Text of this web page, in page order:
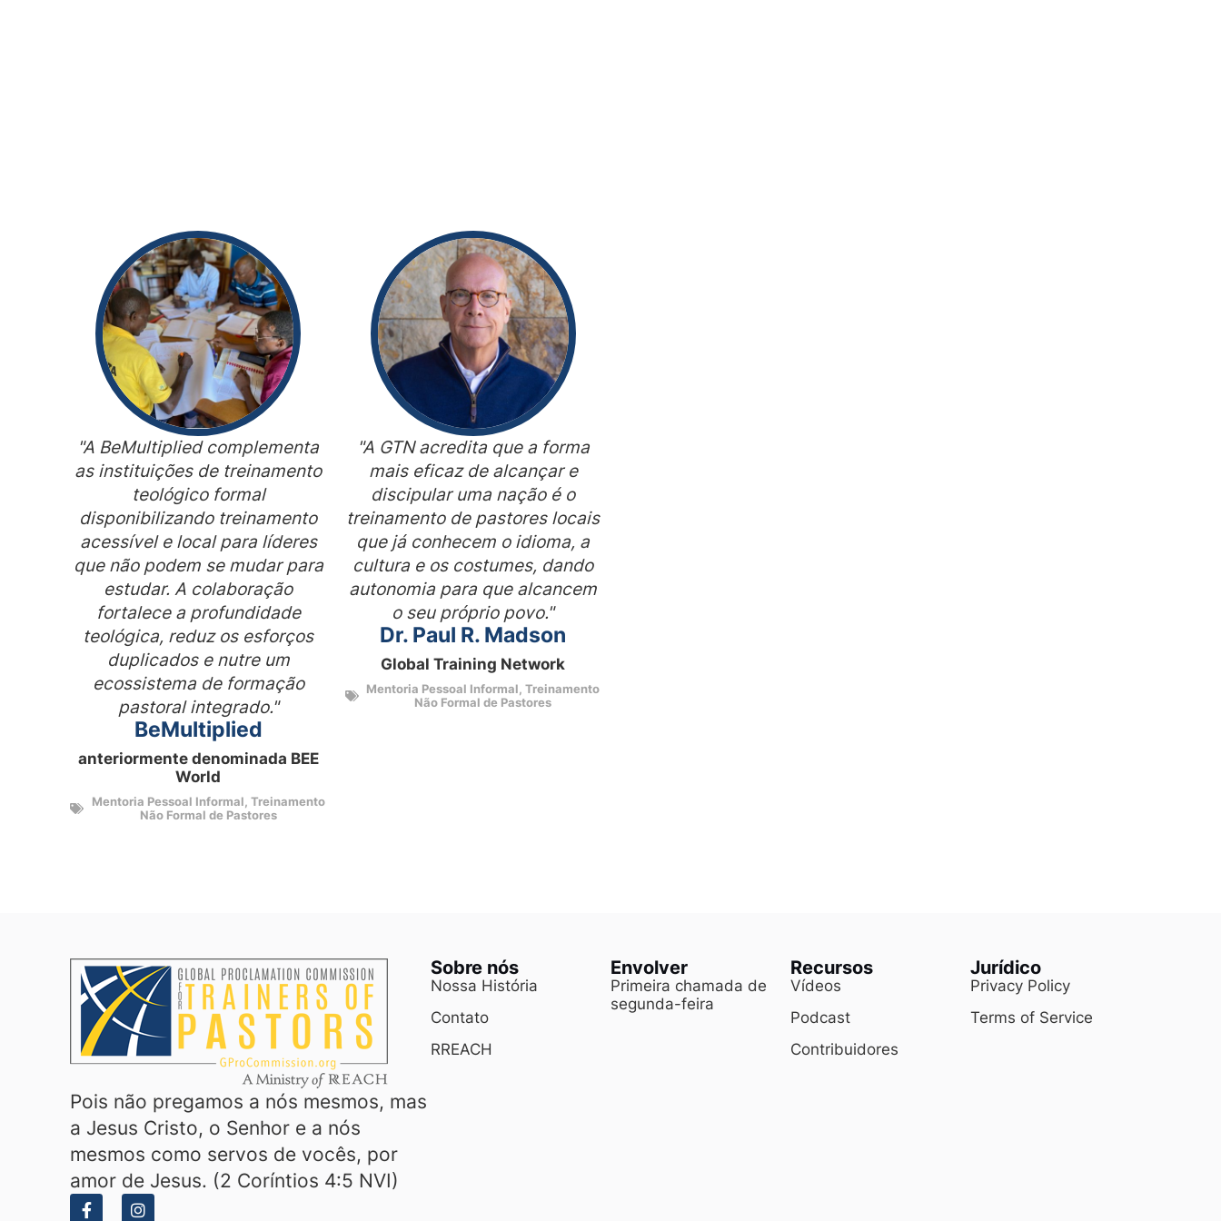
"A BeMultiplied complementa
as instituições de treinamento
teológico formal
disponibilizando treinamento
acessível e local para líderes
que não podem se mudar para
estudar. A colaboração
fortalece a profundidade
teológica, reduz os esforços
duplicados e nutre um
ecossistema de formação
pastoral integrado."
BeMultiplied
anteriormente denominada BEE
World
Mentoria Pessoal Informal, Treinamento
Não Formal de Pastores
"A GTN acredita que a forma
mais eficaz de alcançar e
discipular uma nação é o
treinamento de pastores locais
que já conhecem o idioma, a
cultura e os costumes, dando
autonomia para que alcancem
o seu próprio povo."
Dr. Paul R. Madson
Global Training Network
Mentoria Pessoal Informal,Treinamento
Não Formal de Pastores
Pois não pregamos a nós mesmos, mas
a Jesus Cristo, o Senhor e a nós
mesmos como servos de vocês, por
amor de Jesus. (2 Coríntios 4:5 NVI)
Sobre nós
Nossa História
Contato
RREACH
Envolver
Primeira chamada de
segunda-feira
Recursos
Vídeos
Podcast
Contribuidores
Jurídico
Privacy Policy
Terms of Service